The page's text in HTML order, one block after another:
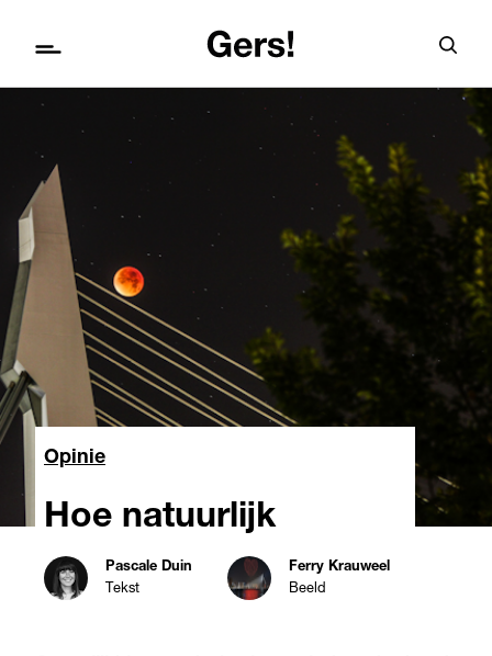
Opinie
Hoe natuurlijk
Pascale Duin
Tekst
Ferry Krauweel
Beeld